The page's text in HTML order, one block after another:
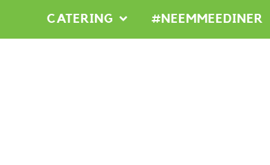
CATERING #NEEMMEEDINER